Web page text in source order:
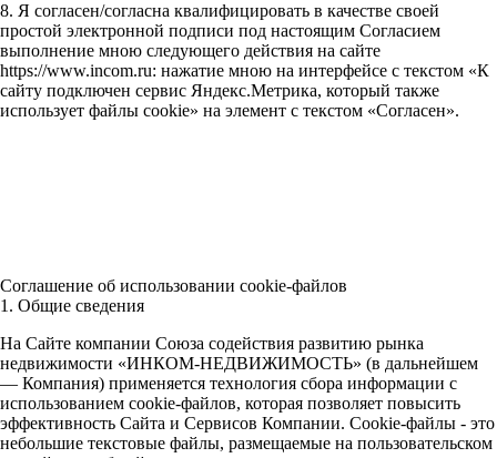
8. Я согласен/согласна квалифицировать в качестве своей
простой электронной подписи под настоящим Согласием
выполнение мною следующего действия на сайте
https://www.incom.ru: нажатие мною на интерфейсе с текстом «К
сайту подключен сервис Яндекс.Метрика, который также
использует файлы cookie» на элемент с текстом «Согласен».
Соглашение об использовании cookie-файлов
1. Общие сведения
На Сайте компании Союза содействия развитию рынка
недвижимости «ИНКОМ-НЕДВИЖИМОСТЬ» (в дальнейшем
— Компания) применяется технология сбора информации с
использованием cookie-файлов, которая позволяет повысить
эффективность Сайта и Сервисов Компании. Сookie-файлы - это
небольшие текстовые файлы, размещаемые на пользовательском